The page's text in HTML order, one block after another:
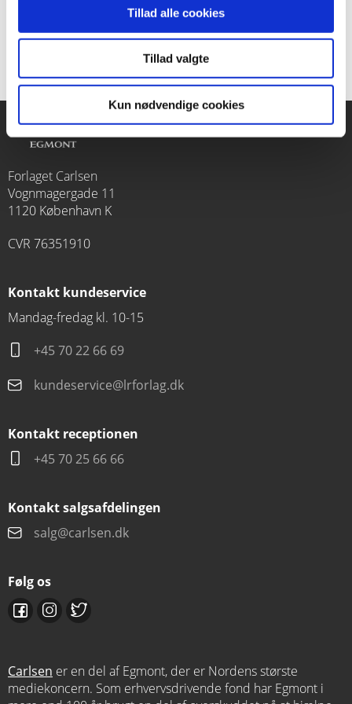
Tillad alle cookies
Tillad valgte
Kun nødvendige cookies
Med forord af Anna Bro, dramatiker og Mumifan
Forlaget Carlsen
Vognmagergade 11
1120 København K
CVR 76351910
Kontakt kundeservice
Mandag-fredag kl. 10-15
+45 70 22 66 69
kundeservice@lrforlag.dk
Kontakt receptionen
+45 70 25 66 66
Kontakt salgsafdelingen
salg@carlsen.dk
Følg os
Carlsen er en del af Egmont, der er Nordens største
mediekoncern. Som erhvervsdrivende fond har Egmont i